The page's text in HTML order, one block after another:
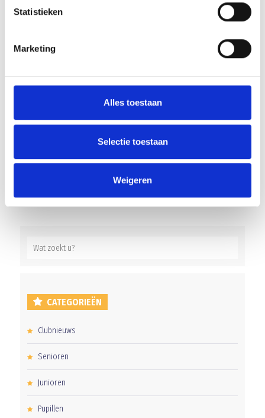
Statistieken
Marketing
Alles toestaan
Selectie toestaan
Weigeren
VOORBESCHOUWING BLAUW
Geplaatst op 22 januari 2026 • 19:00 • Clubnieuws
De competitie werd met een flink pak slaag hervat. Een
heuse 4-0 nederlaag in en tegen Noordwijk. Blauw
Geel’38/JUMBO werd eruit gecounterd door de thuispartij.
CATEGORIEËN
Clubnieuws
Senioren
Junioren
Pupillen